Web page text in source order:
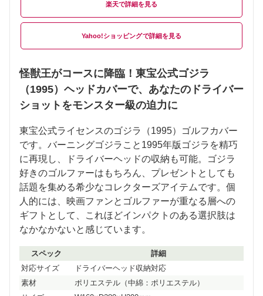
楽天
Yahoo!ショッピング
怪獣王がコースに降臨！東宝公式ゴジラ
（1995）ヘッドカバーで、あなたのドライバー
ショットをモンスター級の迫力に
東宝公式ライセンスのゴジラ（1995）ゴルフカバー
です。バーニングゴジラこと1995年版ゴジラを精巧
に再現し、ドライバーヘッドの収納も可能。ゴジラ
好きのゴルファーはもちろん、プレゼントとしても
話題を集める希少なコレクターズアイテムです。個
人的には、映画ファンとゴルファーが重なる層への
ギフトとして、これほどインパクトのある選択肢は
なかなかないと感じています。
スペック
詳細
対応サイズ
ドライバーヘッド収納対応
素材
ポリエステル（中綿：ポリエステル）